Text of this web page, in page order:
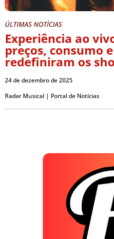
ÚLTIMAS NOTÍCIAS
Experiência ao
preços, consumo
redefiniram os
24 de dezembro de 2025
Radar Musical | Portal de Notícias